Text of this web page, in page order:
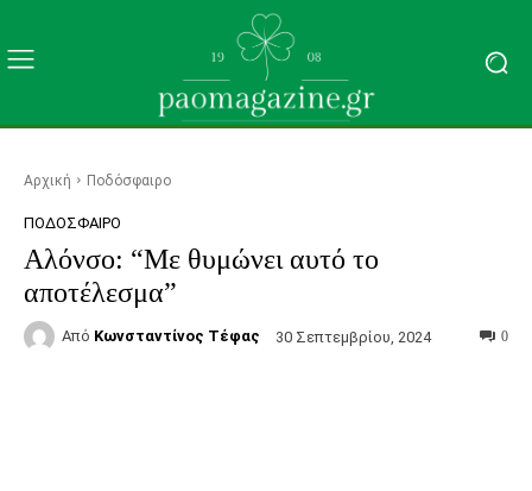
Αρχική Ποδόσφαιρο
ΠΟΔΌΣΦΑΙΡΟ
Αλόνσο: “Με θυμώνει αυτό το
αποτέλεσμα”
Από Κωνσταντίνος Τέφας 30 Σεπτεμβρίου, 2024 0